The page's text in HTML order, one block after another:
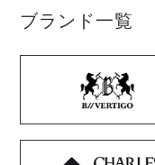
ブランド一覧